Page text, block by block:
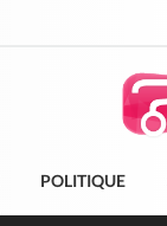
POLITIQUE